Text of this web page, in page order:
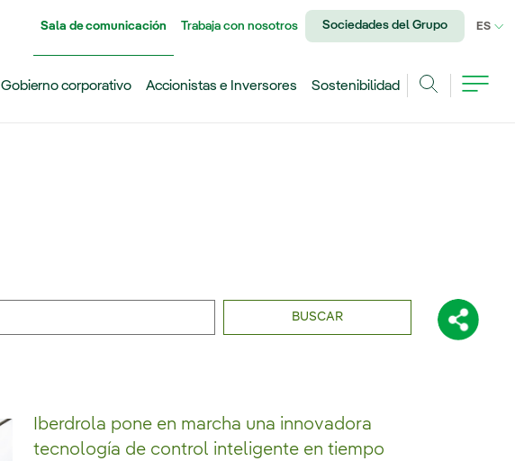
Sala de comunicación Trabaja con nosotros Sociedades del Grupo ES
Gobierno corporativo Accionistas e Inversores
Sostenibilidad
BUSCAR
Iberdrola pone en marcha una innovadora
tecnología de control inteligente en tiempo